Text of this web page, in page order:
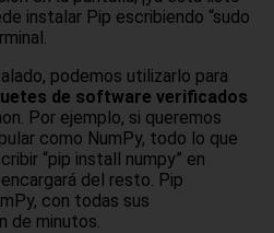
instalar Pip escribiendo “sudo
podemos utilizarlo para
de software verificados
Por ejemplo, si queremos
como NumPy, todo lo que
“pip install numpy” en
del resto. Pip
con todas sus
de minutos.